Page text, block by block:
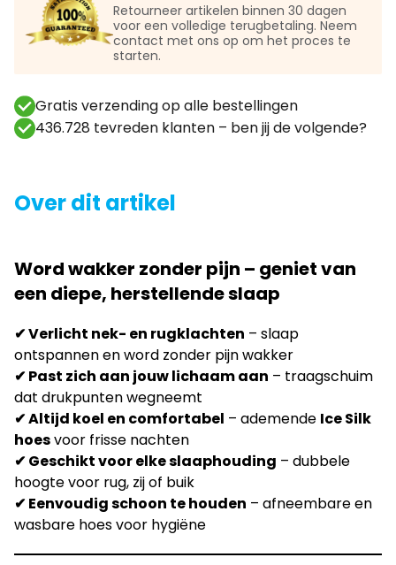
Retourneer artikelen binnen 30 dagen
voor een volledige terugbetaling. Neem
contact met ons op om het proces te
starten.
Gratis verzending op alle bestellingen
436.728 tevreden klanten – ben jij de volgende?
Over dit artikel
Word wakker zonder pijn – geniet van
een diepe, herstellende slaap
✔ Verlicht nek- en rugklachten – slaap
ontspannen en word zonder pijn wakker
✔ Past zich aan jouw lichaam aan – traagschuim
dat drukpunten wegneemt
✔ Altijd koel en comfortabel – ademende Ice Silk
hoesvoor frisse nachten
✔ Geschikt voor elke slaaphouding – dubbele
hoogte voor rug, zij of buik
✔ Eenvoudig schoon te houden – afneembare en
wasbare hoes voor hygiëne